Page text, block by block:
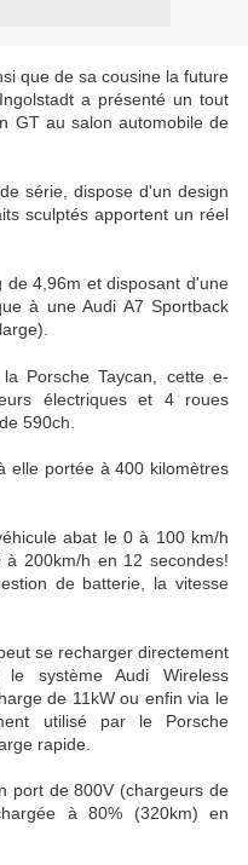
que de sa cousine la future
a présenté un tout
GT au salon automobile de
série, dispose d'un design
sculptés apportent un réel
4,96m et disposant d'une
à une Audi A7 Sportback
Porsche Taycan, cette e-
électriques et 4 roues
590ch.
elle portée à 400 kilomètres
abat le 0 à 100 km/h
200km/h en 12 secondes!
de batterie, la vitesse
se recharger directement
système Audi Wireless
de 11kW ou enfin via le
utilisé par le Porsche
rapide.
port de 800V (chargeurs de
à 80% (320km) en